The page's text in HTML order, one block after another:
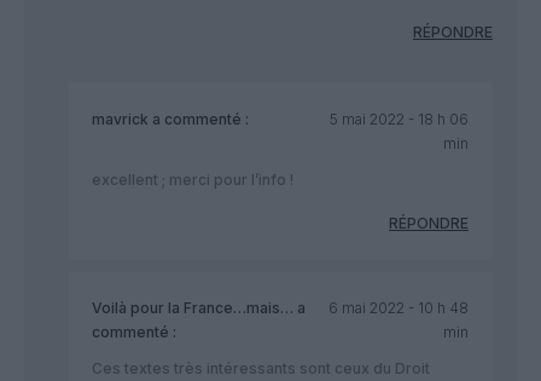
RÉPONDRE
mavrick a commenté :
5 mai 2022 - 18 h 06
min
excellent ; merci pour l’info !
RÉPONDRE
Voilà pour la France…mais… a
commenté :
6 mai 2022 - 10 h 48
min
Ces textes très intéressants sont ceux du Droit